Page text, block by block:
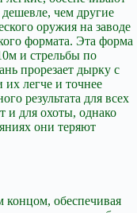
чем другие
оружия на заводе
формата. Эта форма
и стрельбы по
прорезает дырку с
легче и точнее
результата для всех
и для охоты, однако
они теряют
концом, обеспечивая